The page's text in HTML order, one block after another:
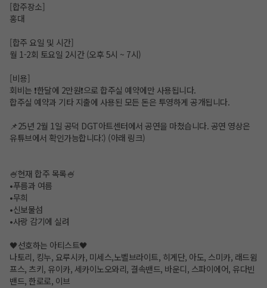
[합주장소]
홍대
[합주 요일 및 시간]
월 1-2회 토요일 2시간 (오후 5시 ~ 7시)
[비용]
회비는 ❗️한달에 2만원❗️으로 합주실 예약에만 사용됩니다.
합주실 예약과 기타 지출에 사용된 모든 돈은 투영하게 공개됩니다.
📌25년 2월 1일 공덕 DGT아트센터에서 공연을 마쳤습니다. 공연 영상은
유튜브에서 확인가능합니다:) (아래 링크)
🍧현재 합주 목록🍧
•푸름과 여름
•무희
•신보물섬
•사랑 감기에 실려
🖤선호하는 아티스트🖤
나토리, 킹누, 요루시카, 미세스,노벨브라이트, 히게단, 아도, 스미카, 래드윔
프스, 츠키, 유이카, 세카이노오와리, 결속밴드, 바운디, 스파이에어, 유다빈
밴드, 한로로, 이브